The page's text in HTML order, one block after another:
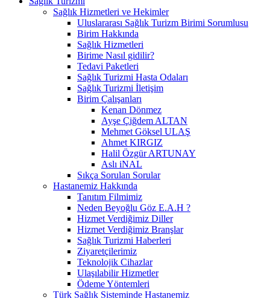
Sağlık Hizmetleri ve Hekimler
Uluslararası Sağlık Turizm Birimi Sorumlusu
Birim Hakkında
Sağlık Hizmetleri
Birime Nasıl gidilir?
Tedavi Paketleri
Sağlık Turizmi Hasta Odaları
Sağlık Turizmi İletişim
Birim Çalışanları
Kenan Dönmez
Ayşe Çiğdem ALTAN
Mehmet Göksel ULAŞ
Ahmet KIRGIZ
Halil Özgür ARTUNAY
Aslı iNAL
Sıkça Sorulan Sorular
Hastanemiz Hakkında
Tanıtım Filmimiz
Neden Beyoğlu Göz E.A.H ?
Hizmet Verdiğimiz Diller
Hizmet Verdiğimiz Branşlar
Sağlık Turizmi Haberleri
Ziyaretçilerimiz
Teknolojik Cihazlar
Ulaşılabilir Hizmetler
Ödeme Yöntemleri
Türk Sağlık Sisteminde Hastanemiz